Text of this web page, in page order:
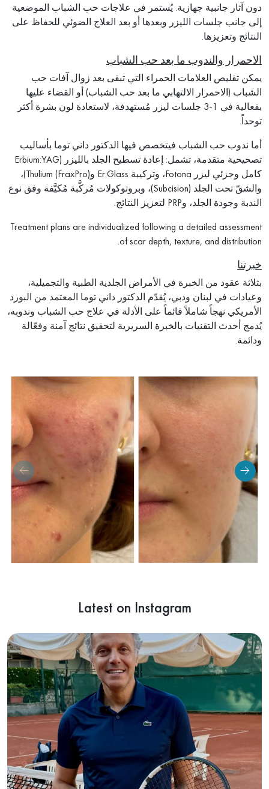
دون آثار جانبية جهازية. يُستمر في علاجات حب الشباب الموضعية
إلى جانب جلسات الليزر وبعدها أو بعد العلاج الضوئي للحفاظ على
النتائج وتعزيزها.
الاحمرار والندوب ما بعد حب الشباب
يمكن تقليص العلامات الحمراء التي تبقى بعد زوال آفات حب
الشباب (الاحمرار الالتهابي ما بعد حب الشباب) أو القضاء عليها
بفعالية في 1-3 جلسات ليزر مُستهدفة، لاستعادة لون بشرة أكثر
توحداً.
أما ندوب حب الشباب فيتخصص فيها الدكتور داني توما بأساليب
تصحيحية متقدمة، تشمل: إعادة تسطيح الجلد بالليزر (Erbium:YAG
كامل وجزئي ليزر Fotona، وتركيبة Er:Glass وThulium (FraxPro))،
والشقّ تحت الجلد (Subcision)، وبروتوكولات مُركَّبة مُكيَّفة وفق نوع
الندبة وجودة الجلد، وPRP لتعزيز النتائج.
Treatment plans are individualized following a detailed assessment
of scar depth, texture, and distribution.
خبرتنا
بثلاثة عقود من الخبرة في الأمراض الجلدية الطبية والتجميلية،
وعيادات في لبنان ودبي، يُقدّم الدكتور داني توما المعتمد من البورد
الأمريكي نهجاً شاملاً قائماً على الأدلة في علاج حب الشباب وندوبه،
يُدمج أحدث التقنيات بالخبرة السريرية لتحقيق نتائج آمنة وفعّالة
ودائمة.
Latest on Instagram